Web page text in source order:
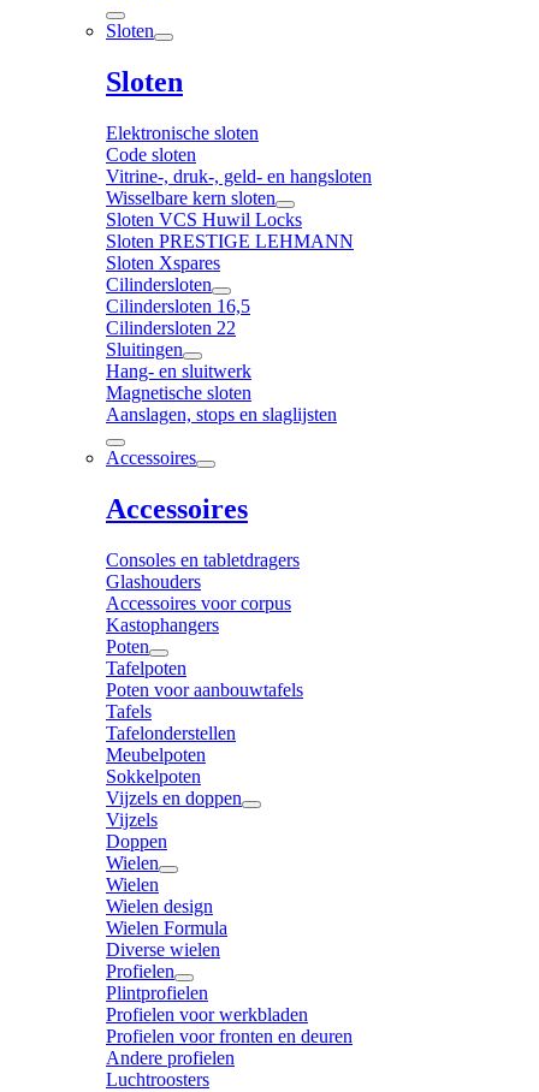
Sloten
Sloten
Elektronische sloten
Code sloten
Vitrine-, druk-, geld- en hangsloten
Wisselbare kern sloten
Sloten VCS Huwil Locks
Sloten PRESTIGE LEHMANN
Sloten Xspares
Cilindersloten
Cilindersloten 16,5
Cilindersloten 22
Sluitingen
Hang- en sluitwerk
Magnetische sloten
Aanslagen, stops en slaglijsten
Accessoires
Accessoires
Consoles en tabletdragers
Glashouders
Accessoires voor corpus
Kastophangers
Poten
Tafelpoten
Poten voor aanbouwtafels
Tafels
Tafelonderstellen
Meubelpoten
Sokkelpoten
Vijzels en doppen
Vijzels
Doppen
Wielen
Wielen
Wielen design
Wielen Formula
Diverse wielen
Profielen
Plintprofielen
Profielen voor werkbladen
Profielen voor fronten en deuren
Andere profielen
Luchtroosters